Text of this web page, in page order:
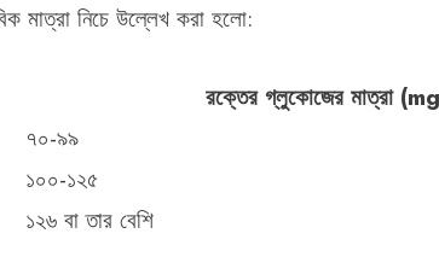
মাত্রা নিচে উল্লেখ করা হলো:
রক্তের গ্লুকোজের মাত্রা
৭০-৯৯
১০০-১২৫
১২৬ বা তার বেশি